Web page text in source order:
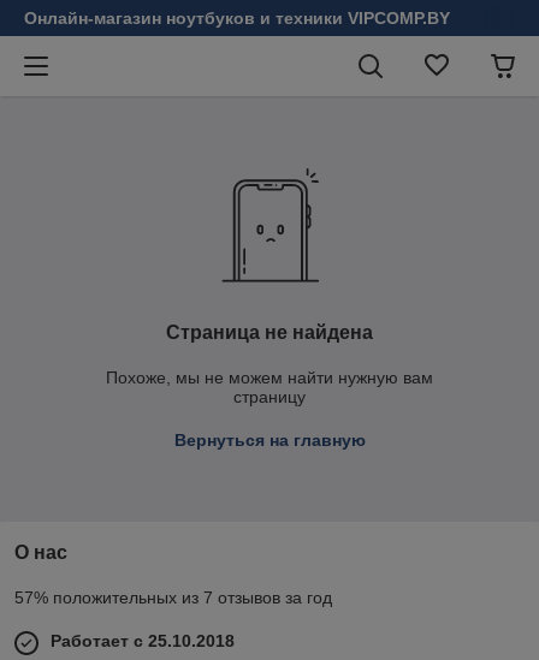
Онлайн-магазин ноутбуков и техники VIPCOMP.BY
Страница не найдена
Похоже, мы не можем найти нужную вам
страницу
Вернуться на главную
О нас
57% положительных из 7 отзывов за год
Работает с 25.10.2018